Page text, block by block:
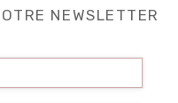
NEWSLETTER